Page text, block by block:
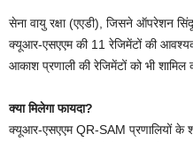
सेना वायु रक्षा (एएडी), जिसने ऑपरेशन
क्यूआर-एसएएम की 11 रेजिमेंटों की
आकाश प्रणाली की रेजिमेंटों को भी शामिल
क्या मिलेगा फायदा?
क्यूआर-एसएएम QR-SAM प्रणालियों के